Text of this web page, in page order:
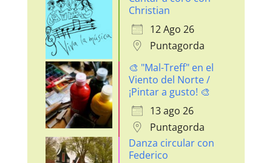
Christian
12 Ago 26
Puntagorda
🎨 "Mal-Treff" en el
Viento del Norte /
¡Pintar a gusto! 🎨
13 ago 26
Puntagorda
Danza circular con
Federico